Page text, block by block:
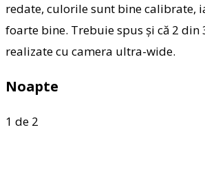
redate, culorile sunt bine calibrate,
foarte bine. Trebuie spus și că 2
realizate cu camera ultra-wide.
Noapte
1 de 2